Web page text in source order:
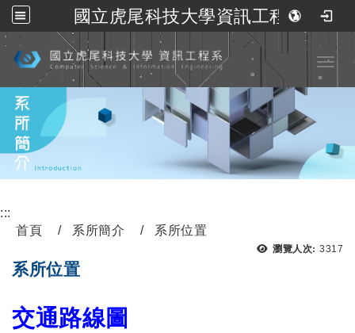
國立虎尾科技大學資訊工程系
跳到主要內容
:::
首頁
系所簡介 系所位置
瀏覽人次: 3317
系所位置
交通路線圖